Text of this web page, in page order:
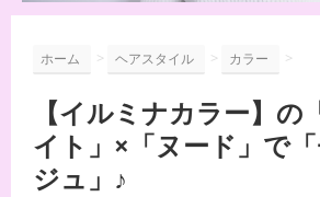
ホーム > ヘアスタイル > カラー >
【イルミナカラー】の
イト」×「ヌード」で
ジュ」♪